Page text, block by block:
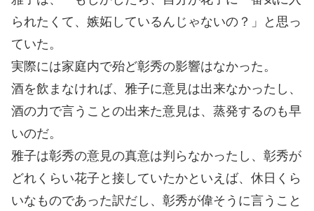
られたくて、嫉妬しているんじゃないの？」と思っ
ていた。
実際には家庭内で殆ど彰秀の影響はなかった。
酒を飲まなければ、雅子に意見は出来なかったし、
酒の力で言うことの出来た意見は、蒸発するのも早
いのだ。
雅子は彰秀の意見の真意は判らなかったし、彰秀が
どれくらい花子と接していたかといえば、休日くら
いなものであった訳だし、彰秀が偉そうに言うこと